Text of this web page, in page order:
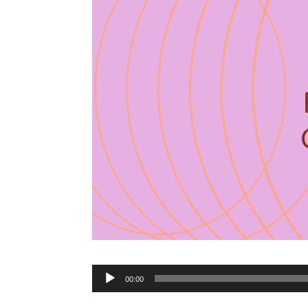
Tocador
00:00